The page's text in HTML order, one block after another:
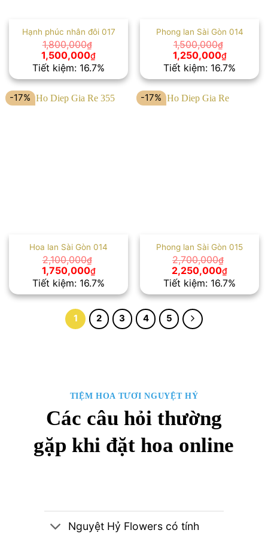
Hạnh phúc nhân đôi 017
1,800,000₫
Giá
gốc
là:
1,800,000₫.
1,500,000₫Giá
hiện
tại
là:
1,500,000₫.
Tiết kiệm: 16.7%
Phong lan Sài Gòn 014
1,500,000₫
Giá
gốc
là:
1,500,000₫.
1,250,000₫Giá
hiện
tại
là:
Tiết kiệm: 16.7%
-17%
Hoa lan Sài Gòn 014
2,100,000₫
Giá
gốc
là:
2,100,000₫.
1,750,000₫Giá
hiện
tại
là:
1,750,000₫.
Tiết kiệm: 16.7%
-17%
Phong lan Sài Gòn 015
2,700,000₫
Giá
gốc
là:
2,700,000₫.
2,250,000₫Giá
hiện
tại
là:
Tiết kiệm: 16.7%
1 2 3 4 5
TIỆM HOA TƯƠI NGUYỆT HỶ
Các câu hỏi thường
gặp khi đặt hoa online
Nguyệt Hỷ Flowers có tính